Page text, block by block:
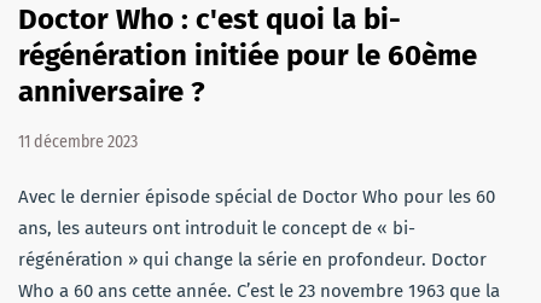
Doctor Who : c'est quoi la bi-
régénération initiée pour le 60ème
anniversaire ?
11 décembre 2023
Avec le dernier épisode spécial de Doctor Who pour les 60
ans, les auteurs ont introduit le concept de « bi-
régénération » qui change la série en profondeur. Doctor
Who a 60 ans cette année. C’est le 23 novembre 1963 que la